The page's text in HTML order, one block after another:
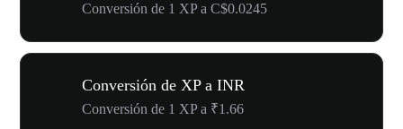
Conversión de 1 XP a C$0.0245
Conversión de XP a INR
Conversión de 1 XP a ₹1.66